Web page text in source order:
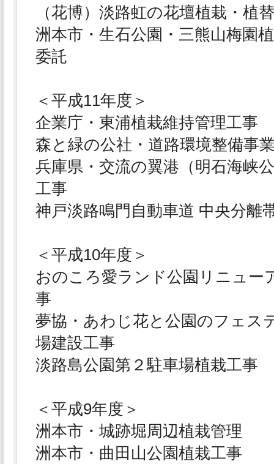
（花博）淡路虹の花壇植栽・植
洲本市・生石公園・三熊山梅園
委託
＜平成11年度＞
企業庁・東浦植栽維持管理工事
森と緑の公社・道路環境整備事
兵庫県・交流の翼港（明石海峡
工事
神戸淡路鳴門自動車道 中央分離
＜平成10年度＞
おのころ愛ランド公園リニュー
事
夢協・あわじ花と公園のフェス
場建設工事
淡路島公園第２駐車場植栽工事
＜平成9年度＞
洲本市・城跡堀周辺植栽管理
洲本市・曲田山公園植栽工事